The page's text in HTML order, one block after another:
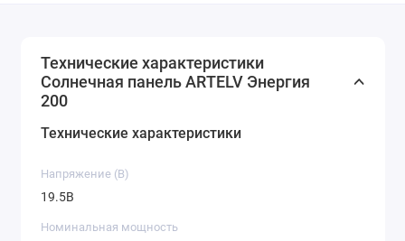
Технические характеристики
Солнечная панель ARTELV Энергия
200
Технические характеристики
Напряжение (B)
19.5В
Номинальная мощность